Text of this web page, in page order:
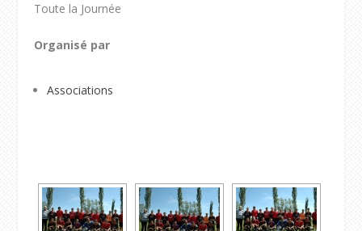
Toute la Journée
Organisé par
Associations